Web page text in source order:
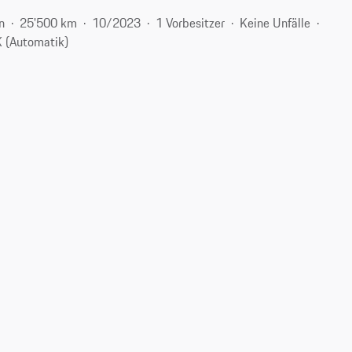
25'500 km 10/2023 1 Vorbesitzer
Keine Unfälle
(Automatik)